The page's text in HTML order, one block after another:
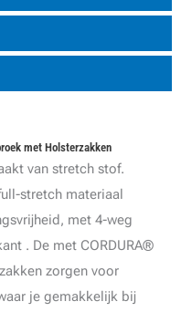
met Holsterzakken
van stretch stof.
stretch materiaal
met 4-weg
. De met CORDURA®
zorgen voor
je gemakkelijk bij